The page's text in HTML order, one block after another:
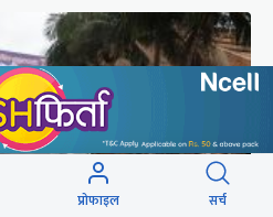
प्रोफाइल सर्च